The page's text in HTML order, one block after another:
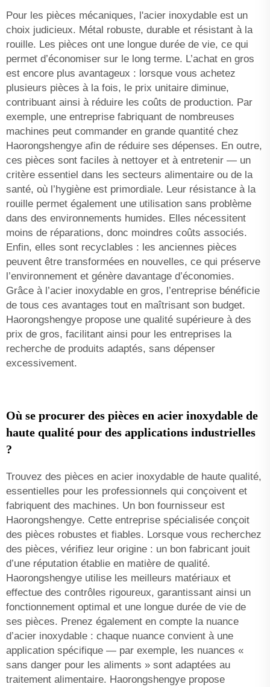
Pour les pièces mécaniques, l'acier inoxydable est un
choix judicieux. Métal robuste, durable et résistant à la
rouille. Les pièces ont une longue durée de vie, ce qui
permet d’économiser sur le long terme. L’achat en gros
est encore plus avantageux : lorsque vous achetez
plusieurs pièces à la fois, le prix unitaire diminue,
contribuant ainsi à réduire les coûts de production. Par
exemple, une entreprise fabriquant de nombreuses
machines peut commander en grande quantité chez
Haorongshengye afin de réduire ses dépenses. En outre,
ces pièces sont faciles à nettoyer et à entretenir — un
critère essentiel dans les secteurs alimentaire ou de la
santé, où l’hygiène est primordiale. Leur résistance à la
rouille permet également une utilisation sans problème
dans des environnements humides. Elles nécessitent
moins de réparations, donc moindres coûts associés.
Enfin, elles sont recyclables : les anciennes pièces
peuvent être transformées en nouvelles, ce qui préserve
l’environnement et génère davantage d’économies.
Grâce à l’acier inoxydable en gros, l’entreprise bénéficie
de tous ces avantages tout en maîtrisant son budget.
Haorongshengye propose une qualité supérieure à des
prix de gros, facilitant ainsi pour les entreprises la
recherche de produits adaptés, sans dépenser
excessivement.
Où se procurer des pièces en acier inoxydable de
haute qualité pour des applications industrielles
?
Trouvez des pièces en acier inoxydable de haute qualité,
essentielles pour les professionnels qui conçoivent et
fabriquent des machines. Un bon fournisseur est
Haorongshengye. Cette entreprise spécialisée conçoit
des pièces robustes et fiables. Lorsque vous recherchez
des pièces, vérifiez leur origine : un bon fabricant jouit
d’une réputation établie en matière de qualité.
Haorongshengye utilise les meilleurs matériaux et
effectue des contrôles rigoureux, garantissant ainsi un
fonctionnement optimal et une longue durée de vie de
ses pièces. Prenez également en compte la nuance
d’acier inoxydable : chaque nuance convient à une
application spécifique — par exemple, les nuances «
sans danger pour les aliments » sont adaptées au
traitement alimentaire. Haorongshengye propose